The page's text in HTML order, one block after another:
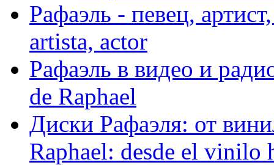
Рафаэль - певец,
artista, actor
Рафаэль в видео и
de Raphael
Диски Рафаэля: от
Raphael: desde el vinilo